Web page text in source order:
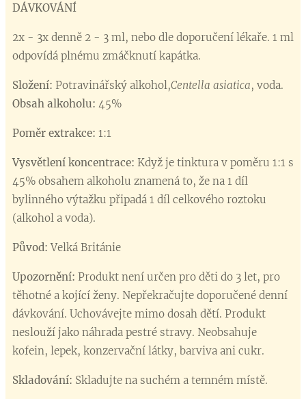
DÁVKOVÁNÍ
2x - 3x denně 2 - 3 ml, nebo dle doporučení lékaře. 1 ml
odpovídá plnému zmáčknutí kapátka.
Složení: Potravinářský alkohol,Centella asiatica, voda.
Obsah alkoholu: 45%
Poměr extrakce: 1:1
Vysvětlení koncentrace: Když je tinktura v poměru 1:1 s
45% obsahem alkoholu znamená to, že na 1 díl
bylinného výtažku připadá 1 díl celkového roztoku
(alkohol a voda).
Původ:Velká Británie
Upozornění: Produkt není určen pro děti do 3 let, pro
těhotné a kojící ženy. Nepřekračujte doporučené denní
dávkování. Uchovávejte mimo dosah dětí. Produkt
neslouží jako náhrada pestré stravy. Neobsahuje
kofein, lepek, konzervační látky, barviva ani cukr.
Skladování: Skladujte na suchém a temném místě.